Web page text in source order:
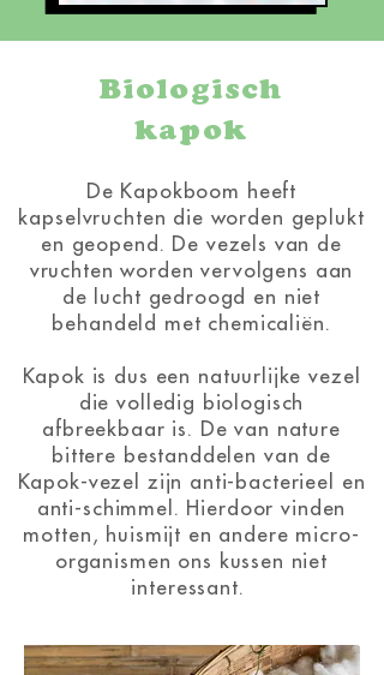
Biologisch
kapok
De Kapokboom heeft
kapselvruchten die worden geplukt
en geopend. De vezels van de
vruchten worden vervolgens aan
de lucht gedroogd en niet
behandeld met chemicaliën.
Kapok is dus een natuurlijke vezel
die volledig biologisch
afbreekbaar is. De van nature
bittere bestanddelen van de
Kapok-vezel zijn anti-bacterieel en
anti-schimmel. Hierdoor vinden
motten, huismijt en andere micro-
organismen ons kussen niet
interessant.